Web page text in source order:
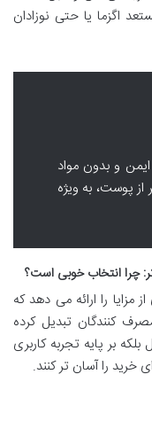
اگزما یا حتی نوزادان
و بدون مواد
پوست، به ویژه
چرا انتخاب خوبی است؟
را ارائه می دهد که
کنندگان تبدیل کرده
بر پایه تجربه کاربری
خرید را آسان تر کنند.